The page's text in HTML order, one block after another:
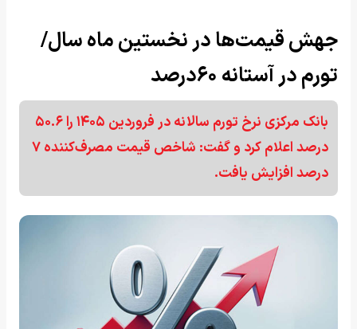
جهش قیمت‌ها در نخستین ماه سال/
تورم در آستانه ۶۰درصد
بانک مرکزی نرخ تورم سالانه در فروردین ۱۴۰۵ را ۵۰.۶
درصد اعلام کرد و گفت: شاخص قیمت مصرف‌کننده ۷
درصد افزایش یافت.